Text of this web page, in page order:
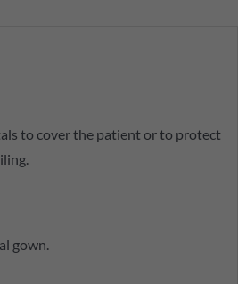
to cover the patient or to protect
gown.